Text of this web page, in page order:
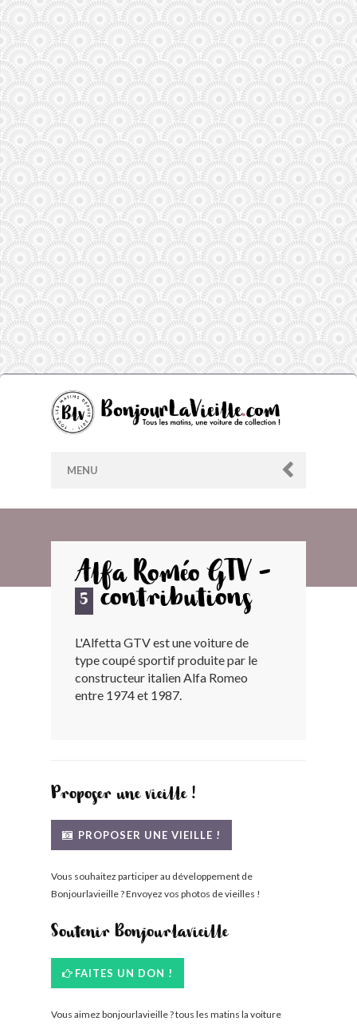
MENU
ARCHIVES
LES CONTRIBUTEURS
LE BLOG
COMMENT FONCTIONNE BLV ?
Alfa Roméo GTV -
5 contributions
L'Alfetta GTV est une voiture de
type coupé sportif produite par le
constructeur italien Alfa Romeo
entre 1974 et 1987.
Proposer une vieille !
PROPOSER UNE VIEILLE !
Vous souhaitez participer au développement de
Bonjourlavieille ? Envoyez vos photos de vieilles !
Soutenir Bonjourlavieille
FAITES UN DON !
Vous aimez bonjourlavieille ? tous les matins la voiture